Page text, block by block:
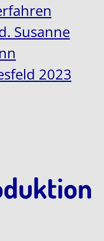
Susanne
2023